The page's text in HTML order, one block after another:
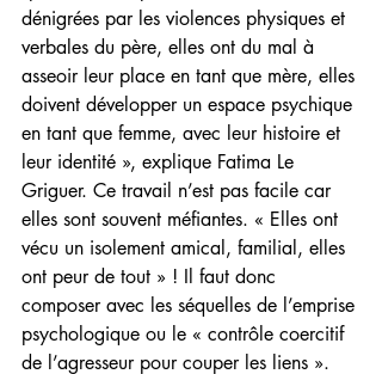
dénigrées par les violences physiques et
verbales du père, elles ont du mal à
asseoir leur place en tant que mère, elles
doivent développer un espace psychique
en tant que femme, avec leur histoire et
leur identité », explique Fatima Le
Griguer. Ce travail n’est pas facile car
elles sont souvent méfiantes. « Elles ont
vécu un isolement amical, familial, elles
ont peur de tout » ! Il faut donc
composer avec les séquelles de l’emprise
psychologique ou le « contrôle coercitif
de l’agresseur pour couper les liens ».